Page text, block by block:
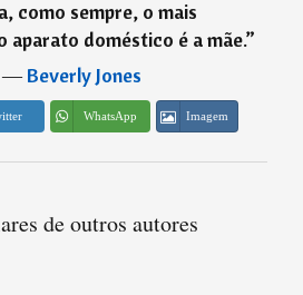
como sempre, o mais
aparato doméstico é a mãe.”
―Beverly Jones
WhatsApp Imagem
de outros autores